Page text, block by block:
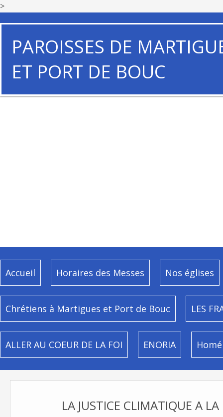
>
PAROISSES DE
ET PORT DE BOUC
Accueil Horaires des Messes Nos églises
Chrétiens à Martigues et Port de Bouc LES
ALLER AU COEUR DE LA FOI ENORIA
LA JUSTICE CLIMATIQUE A